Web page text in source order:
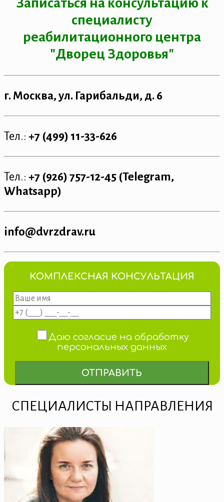
Записаться на консультацию к
специалисту
реабилитационного центра
"Дворец Здоровья"
г. Москва, ул. Гарибальди, д. 6
Тел.: +7 (499) 11-33-626
Тел.: +7 (926) 757-12-45 (Telegram,
Whatsapp)
info@dvrzdrav.ru
КОМПЛЕКСНАЯ КОНСУЛЬТАЦИЯ
Даю согласие на обработку
персональных данных
СПЕЦИАЛИСТЫ НАПРАВЛЕНИЯ